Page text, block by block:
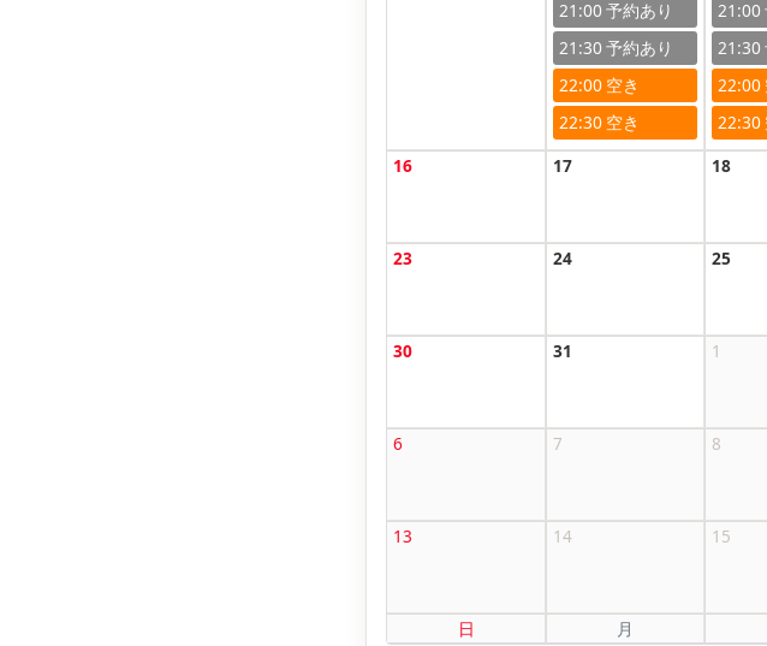
21:00
21:30
22:00
22:30
21:00
21:30
22:00
22:30
16 17 18
23 24 25
30 31 1
6 7 8
13 14 15
日 月